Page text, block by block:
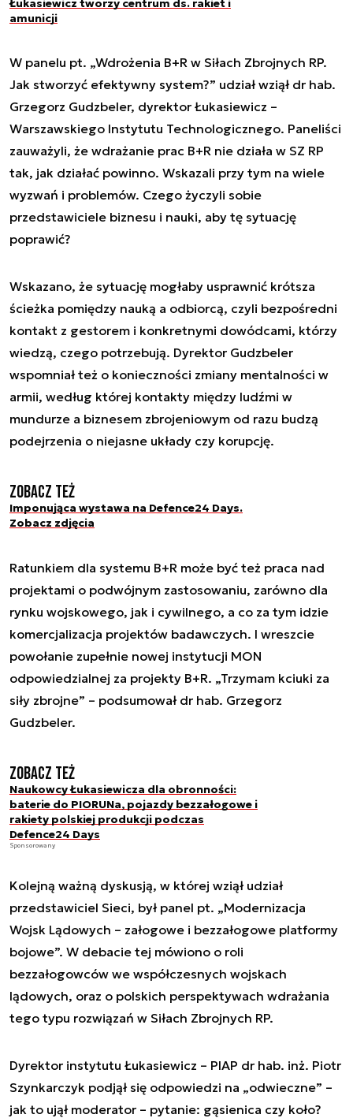
amunicji
W panelu pt. „Wdrożenia B+R w Siłach Zbrojnych RP.
Jak stworzyć efektywny system?” udział wziął dr hab.
Grzegorz Gudzbeler, dyrektor Łukasiewicz –
Warszawskiego Instytutu Technologicznego. Paneliści
zauważyli, że wdrażanie prac B+R nie działa w SZ RP
tak, jak działać powinno. Wskazali przy tym na wiele
wyzwań i problemów. Czego życzyli sobie
przedstawiciele biznesu i nauki, aby tę sytuację
poprawić?
Wskazano, że sytuację mogłaby usprawnić krótsza
ścieżka pomiędzy nauką a odbiorcą, czyli bezpośredni
kontakt z gestorem i konkretnymi dowódcami, którzy
wiedzą, czego potrzebują. Dyrektor Gudzbeler
wspomniał też o konieczności zmiany mentalności w
armii, według której kontakty między ludźmi w
mundurze a biznesem zbrojeniowym od razu budzą
podejrzenia o niejasne układy czy korupcję.
Zobacz też
Imponująca wystawa na Defence24 Days.
Zobacz zdjęcia
Ratunkiem dla systemu B+R może być też praca nad
projektami o podwójnym zastosowaniu, zarówno dla
rynku wojskowego, jak i cywilnego, a co za tym idzie
komercjalizacja projektów badawczych. I wreszcie
powołanie zupełnie nowej instytucji MON
odpowiedzialnej za projekty B+R. „Trzymam kciuki za
siły zbrojne” – podsumował dr hab. Grzegorz
Gudzbeler.
Zobacz też
Naukowcy Łukasiewicza dla obronności:
baterie do PIORUNa, pojazdy bezzałogowe i
rakiety polskiej produkcji podczas
Defence24 Days
Sponsorowany
Kolejną ważną dyskusją, w której wziął udział
przedstawiciel Sieci, był panel pt. „Modernizacja
Wojsk Lądowych – załogowe i bezzałogowe platformy
bojowe”. W debacie tej mówiono o roli
bezzałogowców we współczesnych wojskach
lądowych, oraz o polskich perspektywach wdrażania
tego typu rozwiązań w Siłach Zbrojnych RP.
Dyrektor instytutu Łukasiewicz – PIAP dr hab. inż. Piotr
Szynkarczyk podjął się odpowiedzi na „odwieczne” –
jak to ujął moderator – pytanie: gąsienica czy koło?